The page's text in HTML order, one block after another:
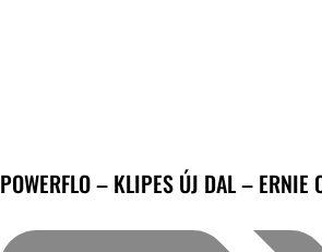
POWERFLO – KLIPES ÚJ DAL – ERNIE